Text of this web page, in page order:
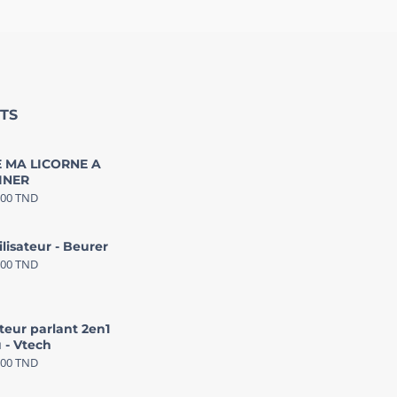
MA LICORNE A
TND
- Beurer
TND
parlant 2en1
- Vtech
TND